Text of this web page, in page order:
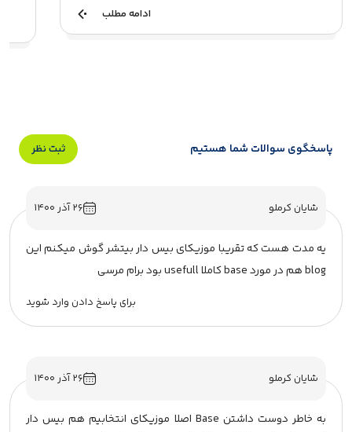
ادامه مطلب
پاسخگوی سوالات شما هستیم ثبت نظر
شایان کرملو ۲۶ آذر ۱۴۰۰
یه مدت هست که تقریبا موزیکای بیس دار بیتشر گوش میکنم این
blog هم در مورد base کاملا usefull بود برام مرسی
برای پاسخ دادن وارد شوید
شایان کرملو ۲۶ آذر ۱۴۰۰
به خاطر دوست داشتن Base اصلا موزیکای انتخابیم هم بیس دار